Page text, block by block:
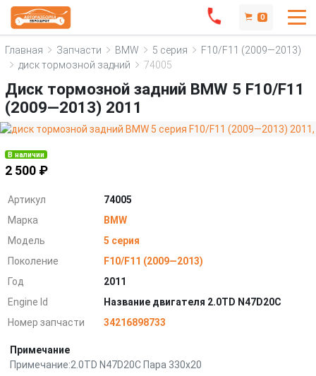
0
Главная Запчасти BMW 5 серия
F10/F11 (2009—2013)
диск тормозной задний
74005
Диск тормозной задний BMW 5 F10/F11
(2009—2013) 2011
В наличии
2 500 ₽
Артикул
74005
Марка
BMW
Модель
5 серия
Поколение
F10/F11 (2009—2013)
Год
2011
Engine Id
Название двигателя 2.0TD N47D20C
Номер запчасти
34216898733
Примечание
Примечание:2.0TD N47D20C Пара 330х20